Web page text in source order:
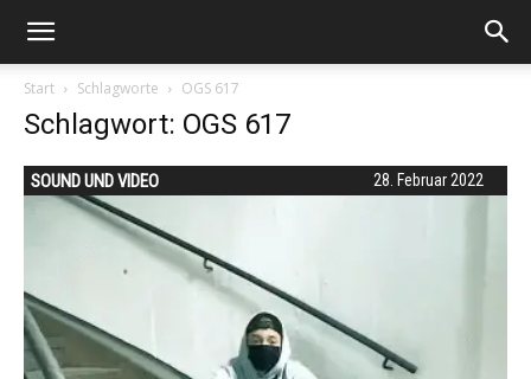
Start Schlagworte OGS 617
Schlagwort: OGS 617
28. Februar 2022
SOUND UND VIDEO